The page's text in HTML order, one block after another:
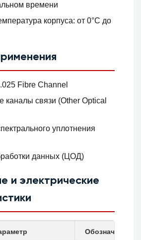
времени
корпуса: от 0°C до
Fibre Channel
каналы связи (Other Optical
уплотнения
данных (ЦОД)
и электрические
Обозначение